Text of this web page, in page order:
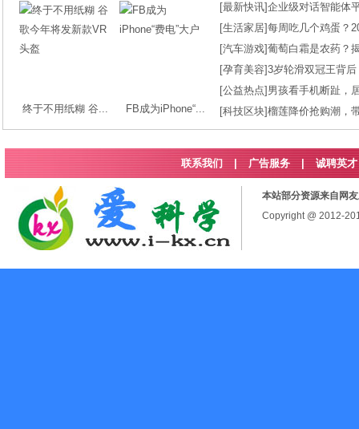
终于不用纸糊 谷... FB成为iPhone“...
[最新快讯]企业级对话智能体
[生活家居]每周吃几个鸡蛋？
[汽车游戏]葡萄白霜是农药？
[孕育美容]3岁轮滑双冠王背
[公益热点] 男孩看手机断趾，
[科技区块]榴莲降价抢购潮，
联系我们 广告服务 | 诚聘英才
本站部分资源来自网
Copyright @ 2012-